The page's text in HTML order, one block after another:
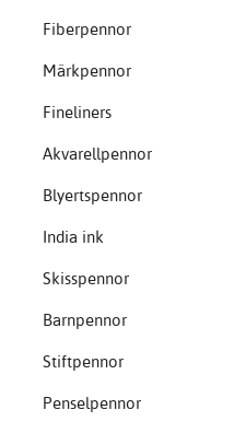
Fiberpennor
Märkpennor
Fineliners
Akvarellpennor
Blyertspennor
India ink
Skisspennor
Barnpennor
Stiftpennor
Penselpennor